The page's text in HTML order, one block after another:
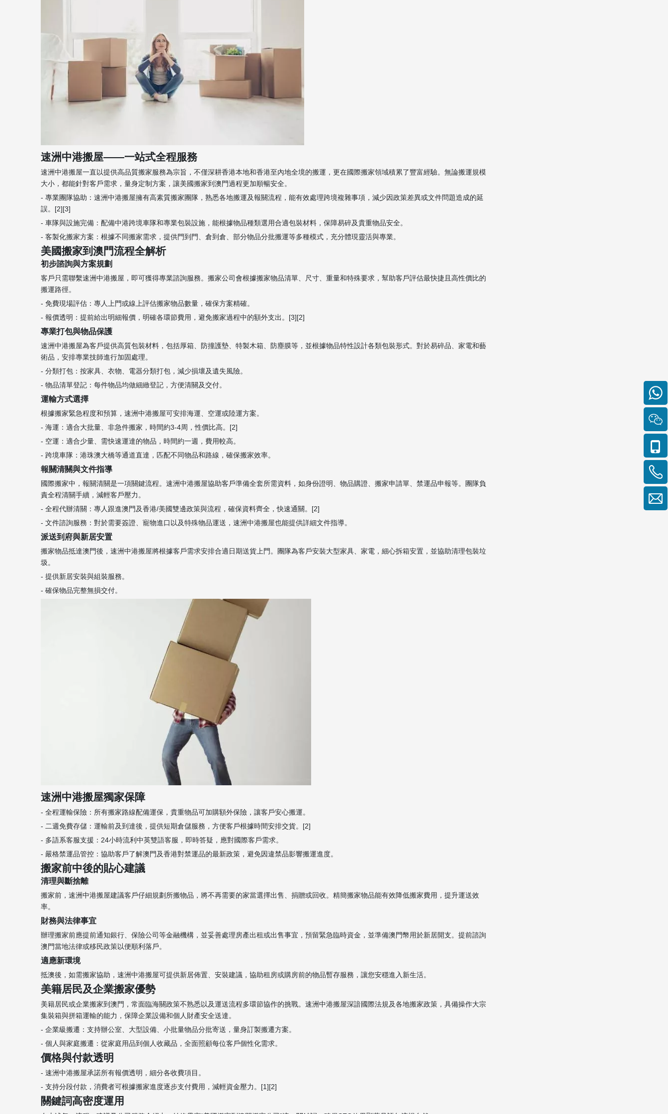
速洲中港搬屋——一站式全程服務
速洲中港搬屋一直以提供高品質搬家服務為宗旨，不僅深耕香港本地和香港至內地全境的搬運，更在國際搬家領域積累了豐富經驗。無論搬運規模
大小，都能針對客戶需求，量身定制方案，讓美國搬家到澳門過程更加順暢安全。
- 專業團隊協助：速洲中港搬屋擁有高素質搬家團隊，熟悉各地搬運及報關流程，能有效處理跨境複雜事項，減少因政策差異或文件問題造成的延
誤。[2][3]
- 車隊與設施完備：配備中港跨境車隊和專業包裝設施，能根據物品種類選用合適包裝材料，保障易碎及貴重物品安全。
- 客製化搬家方案：根據不同搬家需求，提供門到門、倉到倉、部分物品分批搬運等多種模式，充分體現靈活與專業。
美國搬家到澳門流程全解析
初步諮詢與方案規劃
客戶只需聯繫速洲中港搬屋，即可獲得專業諮詢服務。搬家公司會根據搬家物品清單、尺寸、重量和特殊要求，幫助客戶評估最快捷且高性價比的
搬運路徑。
- 免費現場評估：專人上門或線上評估搬家物品數量，確保方案精確。
- 報價透明：提前給出明細報價，明確各環節費用，避免搬家過程中的額外支出。[3][2]
專業打包與物品保護
速洲中港搬屋為客戶提供高質包裝材料，包括厚箱、防撞護墊、特製木箱、防塵膜等，並根據物品特性設計各類包裝形式。對於易碎品、家電和藝
術品，安排專業技師進行加固處理。
- 分類打包：按家具、衣物、電器分類打包，減少損壞及遺失風險。
- 物品清單登記：每件物品均做細緻登記，方便清關及交付。
運輸方式選擇
根據搬家緊急程度和預算，速洲中港搬屋可安排海運、空運或陸運方案。
- 海運：適合大批量、非急件搬家，時間約3-4周，性價比高。[2]
- 空運：適合少量、需快速運達的物品，時間約一週，費用較高。
- 跨境車隊：港珠澳大橋等通道直達，匹配不同物品和路線，確保搬家效率。
報關清關與文件指導
國際搬家中，報關清關是一項關鍵流程。速洲中港搬屋協助客戶準備全套所需資料，如身份證明、物品購證、搬家申請單、禁運品申報等。團隊負
責全程清關手續，減輕客戶壓力。
- 全程代辦清關：專人跟進澳門及香港/美國雙邊政策與流程，確保資料齊全，快速通關。[2]
- 文件諮詢服務：對於需要簽證、寵物進口以及特殊物品運送，速洲中港搬屋也能提供詳細文件指導。
派送到府與新居安置
搬家物品抵達澳門後，速洲中港搬屋將根據客戶需求安排合適日期送貨上門。團隊為客戶安裝大型家具、家電，細心拆箱安置，並協助清理包裝垃
圾。
- 提供新居安裝與組裝服務。
- 確保物品完整無損交付。
速洲中港搬屋獨家保障
- 全程運輸保險：所有搬家路線配備運保，貴重物品可加購額外保險，讓客戶安心搬運。
- 二週免費存儲：運輸前及到達後，提供短期倉儲服務，方便客戶根據時間安排交貨。[2]
- 多語系客服支援：24小時流利中英雙語客服，即時答疑，應對國際客戶需求。
- 嚴格禁運品管控：協助客戶了解澳門及香港對禁運品的最新政策，避免因違禁品影響搬運進度。
搬家前中後的貼心建議
清理與斷捨離
搬家前，速洲中港搬屋建議客戶仔細規劃所搬物品，將不再需要的家當選擇出售、捐贈或回收。精簡搬家物品能有效降低搬家費用，提升運送效
率。
財務與法律事宜
辦理搬家前應提前通知銀行、保險公司等金融機構，並妥善處理房產出租或出售事宜，預留緊急臨時資金，並準備澳門幣用於新居開支。提前諮詢
澳門當地法律或移民政策以便順利落戶。
適應新環境
抵澳後，如需搬家協助，速洲中港搬屋可提供新居佈置、安裝建議，協助租房或購房前的物品暫存服務，讓您安穩進入新生活。
美籍居民及企業搬家優勢
美籍居民或企業搬家到澳門，常面臨海關政策不熟悉以及運送流程多環節協作的挑戰。速洲中港搬屋深諳國際法規及各地搬家政策，具備操作大宗
集裝箱與拼箱運輸的能力，保障企業設備和個人財產安全送達。
- 企業級搬遷：支持辦公室、大型設備、小批量物品分批寄送，量身訂製搬遷方案。
- 個人與家庭搬遷：從家庭用品到個人收藏品，全面照顧每位客戶個性化需求。
價格與付款透明
- 速洲中港搬屋承諾所有報價透明，細分各收費項目。
- 支持分段付款，消費者可根據搬家進度逐步支付費用，減輕資金壓力。[1][2]
關鍵詞高密度運用